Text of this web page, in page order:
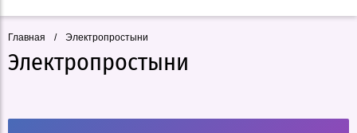
Главная / Электропростыни
Электропростыни